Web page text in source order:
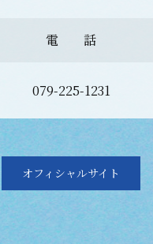
電 話
079-225-1231
オフィシャルサイト